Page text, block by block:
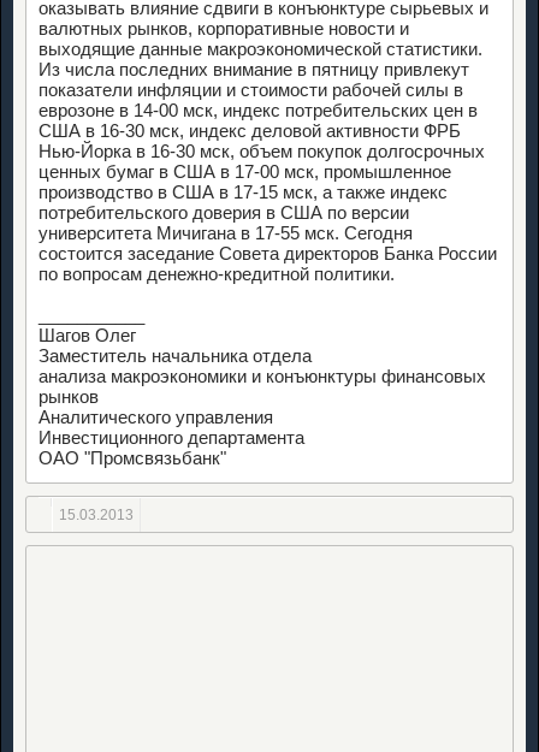
оказывать влияние сдвиги в конъюнктуре сырьевых и
валютных рынков, корпоративные новости и
выходящие данные макроэкономической статистики.
Из числа последних внимание в пятницу привлекут
показатели инфляции и стоимости рабочей силы в
еврозоне в 14-00 мск, индекс потребительских цен в
США в 16-30 мск, индекс деловой активности ФРБ
Нью-Йорка в 16-30 мск, объем покупок долгосрочных
ценных бумаг в США в 17-00 мск, промышленное
производство в США в 17-15 мск, а также индекс
потребительского доверия в США по версии
университета Мичигана в 17-55 мск. Сегодня
состоится заседание Совета директоров Банка России
по вопросам денежно-кредитной политики.
Шагов Олег
Заместитель начальника отдела
анализа макроэкономики и конъюнктуры финансовых
рынков
Аналитического управления
Инвестиционного департамента
ОАО "Промсвязьбанк"
15.03.2013